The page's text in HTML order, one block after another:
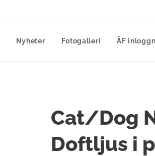
Nyheter Fotogalleri ÅF
Cat/Dog
Doftljus i